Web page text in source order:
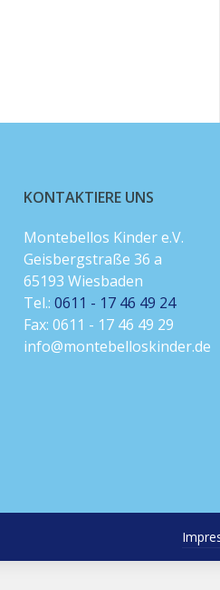
KONTAKTIERE UNS
Montebellos Kinder e.V.
Geisbergstraße 36 a
65193 Wiesbaden
Tel.: 0611 - 17 46 49 24
Fax: 0611 - 17 46 49 29
info@montebelloskinder.de